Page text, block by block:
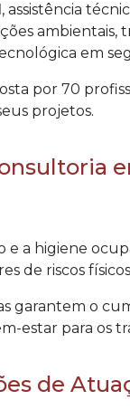
, assistência
em
por 70
projetos.
e a higiene
de riscos
garantem o
estar para os
de